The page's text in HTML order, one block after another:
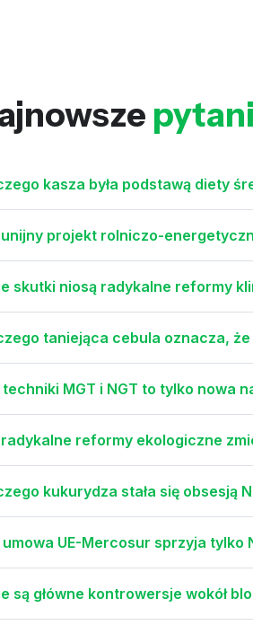
kasza była podstawą diety
projekt rolniczo-
skutki niosą radykalne reformy
taniejąca cebula oznacza,
techniki MGT i NGT to tylko nowa
reformy ekologiczne
kukurydza stała się obsesją
umowa UE-Mercosur sprzyja
są główne kontrowersje wokół